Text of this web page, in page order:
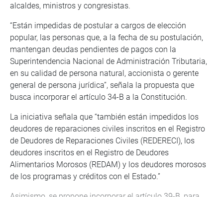
alcaldes, ministros y congresistas.
“Están impedidas de postular a cargos de elección
popular, las personas que, a la fecha de su postulación,
mantengan deudas pendientes de pagos con la
Superintendencia Nacional de Administración Tributaria,
en su calidad de persona natural, accionista o gerente
general de persona jurídica”, señala la propuesta que
busca incorporar el artículo 34-B a la Constitución.
La iniciativa señala que “también están impedidos los
deudores de reparaciones civiles inscritos en el Registro
de Deudores de Reparaciones Civiles (REDERECI), los
deudores inscritos en el Registro de Deudores
Alimentarios Morosos (REDAM) y los deudores morosos
de los programas y créditos con el Estado.”